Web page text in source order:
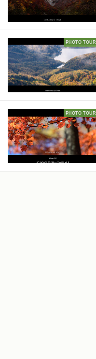
PHOTO TOUR
PHOTO TOUR